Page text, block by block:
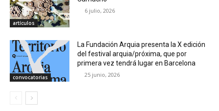
artículos
6 julio, 2026
convocatorias
La Fundación Arquia presenta la X edición
del festival arquia/próxima, que por
primera vez tendrá lugar en Barcelona
25 junio, 2026